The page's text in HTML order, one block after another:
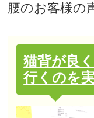
腰のお客様の
猫背が良
行くのを